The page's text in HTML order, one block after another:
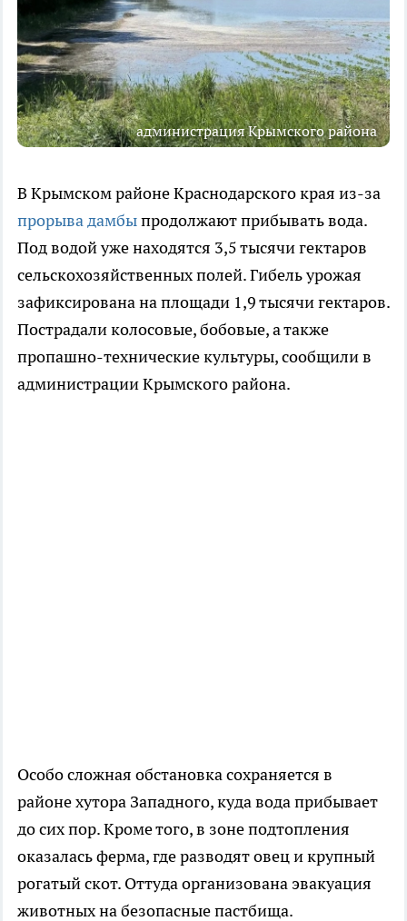
администрация Крымского района
В Крымском районе Краснодарского края из-за
прорыва дамбыпродолжают прибывать вода.
Под водой уже находятся 3,5 тысячи гектаров
сельскохозяйственных полей. Гибель урожая
зафиксирована на площади 1,9 тысячи гектаров.
Пострадали колосовые, бобовые, а также
пропашно-технические культуры, сообщили в
администрации Крымского района.
Особо сложная обстановка сохраняется в
районе хутора Западного, куда вода прибывает
до сих пор. Кроме того, в зоне подтопления
оказалась ферма, где разводят овец и крупный
рогатый скот. Оттуда организована эвакуация
животных на безопасные пастбища.